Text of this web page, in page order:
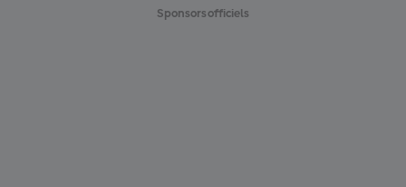
Sponsors officiels